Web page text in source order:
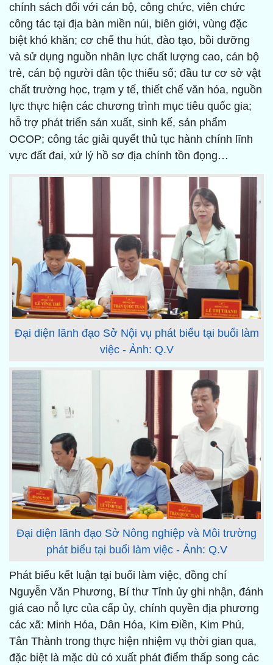
chính sách đối với cán bộ, công chức, viên chức
công tác tại địa bàn miền núi, biên giới, vùng đặc
biệt khó khăn; cơ chế thu hút, đào tạo, bồi dưỡng
và sử dụng nguồn nhân lực chất lượng cao, cán bộ
trẻ, cán bộ người dân tộc thiểu số; đầu tư cơ sở vật
chất trường học, trạm y tế, thiết chế văn hóa, nguồn
lực thực hiện các chương trình mục tiêu quốc gia;
hỗ trợ phát triển sản xuất, sinh kế, sản phẩm
OCOP; công tác giải quyết thủ tục hành chính lĩnh
vực đất đai, xử lý hồ sơ địa chính tồn đọng…
Đại diện lãnh đạo Sở Nội vụ phát biểu tại buổi làm
việc - Ảnh: Q.V
Đại diện lãnh đạo Sở Nông nghiệp và Môi trường
phát biểu tại buổi làm việc - Ảnh: Q.V
Phát biểu kết luận tại buổi làm việc, đồng chí
Nguyễn Văn Phương, Bí thư Tỉnh ủy ghi nhận, đánh
giá cao nỗ lực của cấp ủy, chính quyền địa phương
các xã: Minh Hóa, Dân Hóa, Kim Điền, Kim Phú,
Tân Thành trong thực hiện nhiệm vụ thời gian qua,
đặc biệt là mặc dù có xuất phát điểm thấp song các